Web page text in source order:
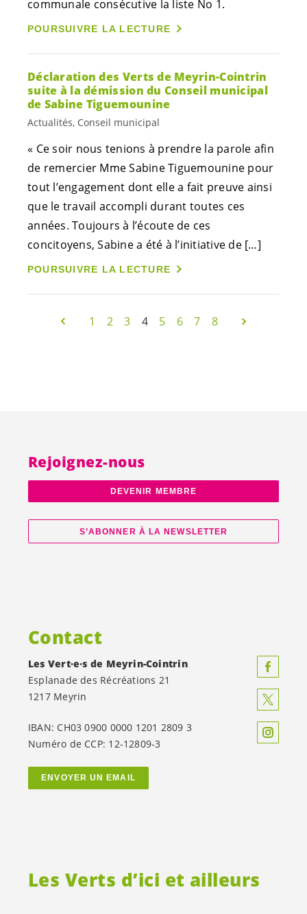
communale consécutive la liste No 1.
POURSUIVRE LA LECTURE
Déclaration des Verts de Meyrin-Cointrin
suite à la démission du Conseil municipal
de Sabine Tiguemounine
Actualités, Conseil municipal
« Ce soir nous tenions à prendre la parole afin
de remercier Mme Sabine Tiguemounine pour
tout l’engagement dont elle a fait preuve ainsi
que le travail accompli durant toutes ces
années. Toujours à l’écoute de ces
concitoyens, Sabine a été à l’initiative de […]
POURSUIVRE LA LECTURE
1 2 3 4 5 6 7 8
Les Verts d’ici et ailleurs
Rejoignez-nous
DEVENIR MEMBRE
S’ABONNER À LA NEWSLETTER
Contact
Les Vert·e·s de Meyrin-Cointrin
Esplanade des Récréations 21
1217 Meyrin
IBAN: CH03 0900 0000 1201 2809 3
Numéro de CCP: 12-12809-3
ENVOYER UN EMAIL